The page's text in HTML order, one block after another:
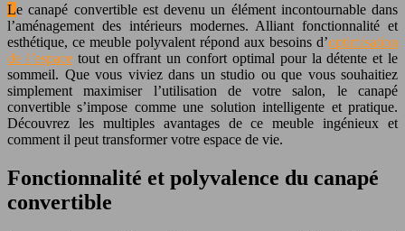
Le canapé convertible est devenu un élément incontournable dans
l’aménagement des intérieurs modernes. Alliant fonctionnalité et
esthétique, ce meuble polyvalent répond aux besoins d’optimisation
de l’espacetout en offrant un confort optimal pour la détente et le
sommeil. Que vous viviez dans un studio ou que vous souhaitiez
simplement maximiser l’utilisation de votre salon, le canapé
convertible s’impose comme une solution intelligente et pratique.
Découvrez les multiples avantages de ce meuble ingénieux et
comment il peut transformer votre espace de vie.
Fonctionnalité et polyvalence du canapé
convertible